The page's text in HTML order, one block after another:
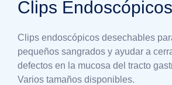
Clips Endoscópicos
Clips endoscópicos desechables
pequeños sangrados y ayudar a
defectos en la mucosa del tracto
Varios tamaños disponibles.